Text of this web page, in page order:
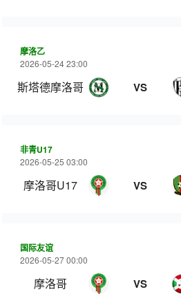
摩洛乙
2026-05-24 23:00
斯塔德摩洛哥 VS
非青U17
2026-05-25 03:00
摩洛哥U17 VS
国际友谊
2026-05-27 00:00
摩洛哥 VS